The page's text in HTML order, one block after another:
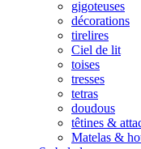
gigoteuses
décorations
tirelires
Ciel de lit
toises
tresses
tetras
doudous
têtines &
Matelas &